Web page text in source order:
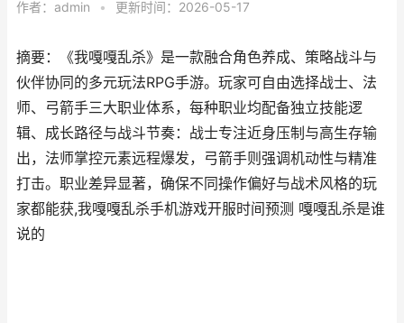
作者： admin • 更新时间：2026-05-17
摘要：《我嘎嘎乱杀》是一款融合角色养成、策略战斗与
伙伴协同的多元玩法RPG手游。玩家可自由选择战士、法
师、弓箭手三大职业体系，每种职业均配备独立技能逻
辑、成长路径与战斗节奏：战士专注近身压制与高生存输
出，法师掌控元素远程爆发，弓箭手则强调机动性与精准
打击。职业差异显著，确保不同操作偏好与战术风格的玩
家都能获,我嘎嘎乱杀手机游戏开服时间预测 嘎嘎乱杀是谁
说的